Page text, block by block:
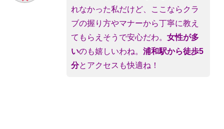
れなかった私だけど、ここならクラ
ブの握り方やマナーから丁寧に教え
てもらえそうで安心だわ。 女性が多
いのも嬉しいわね。 浦和駅から徒歩5
分とアクセスも快適ね！